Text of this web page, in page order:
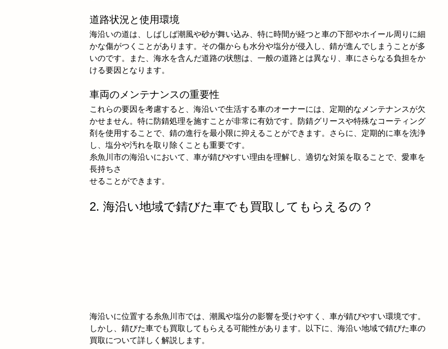
道路状況と使用環境
海沿いの道は、しばしば潮風や砂が舞い込み、特に時間が経つと車の下部やホイール周りに細
かな傷がつくことがあります。その傷からも水分や塩分が侵入し、錆が進んでしまうことが多
いのです。また、海水を含んだ道路の状態は、一般の道路とは異なり、車にさらなる負担をか
ける要因となります。
車両のメンテナンスの重要性
これらの要因を考慮すると、海沿いで生活する車のオーナーには、定期的なメンテナンスが欠
かせません。特に防錆処理を施すことが非常に有効です。防錆グリースや特殊なコーティング
剤を使用することで、錆の進行を最小限に抑えることができます。さらに、定期的に車を洗浄
し、塩分や汚れを取り除くことも重要です。
糸魚川市の海沿いにおいて、車が錆びやすい理由を理解し、適切な対策を取ることで、愛車を
長持ちさ
せることができます。
2. 海沿い地域で錆びた車でも買取してもらえるの？
海沿いに位置する糸魚川市では、潮風や塩分の影響を受けやすく、車が錆びやすい環境です。
しかし、錆びた車でも買取してもらえる可能性があります。以下に、海沿い地域で錆びた車の
買取について詳しく解説します。